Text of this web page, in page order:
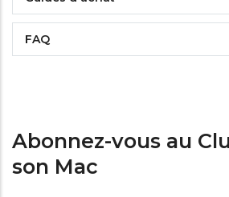
FAQ
Abonnez-vous au
son Mac